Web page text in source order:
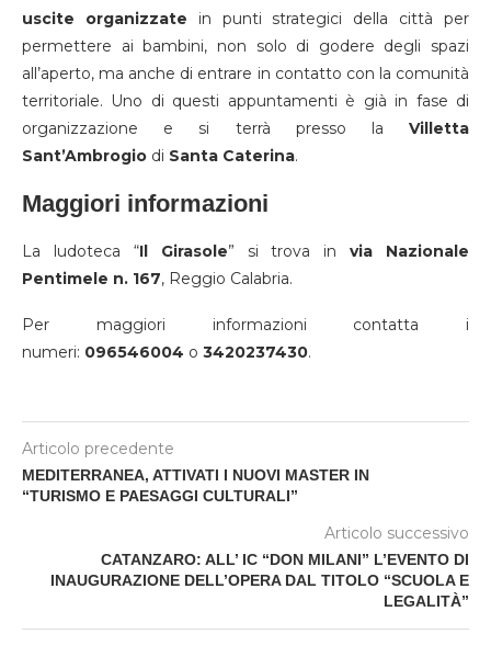
uscite organizzate in punti strategici della città per
permettere ai bambini, non solo di godere degli spazi
all’aperto, ma anche di entrare in contatto con la comunità
territoriale. Uno di questi appuntamenti è già in fase di
organizzazione e si terrà presso la Villetta
Sant’Ambrogio di Santa Caterina.
Maggiori informazioni
La ludoteca “Il Girasole” si trova in via Nazionale
Pentimele n. 167, Reggio Calabria.
Per maggiori informazioni contatta i
numeri: 096546004 o 3420237430.
Articolo precedente
MEDITERRANEA, ATTIVATI I NUOVI MASTER IN
“TURISMO E PAESAGGI CULTURALI”
Articolo successivo
CATANZARO: ALL’ IC “DON MILANI” L’EVENTO DI
INAUGURAZIONE DELL’OPERA DAL TITOLO “SCUOLA E
LEGALITÀ”